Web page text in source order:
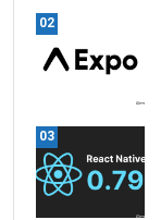
02
03